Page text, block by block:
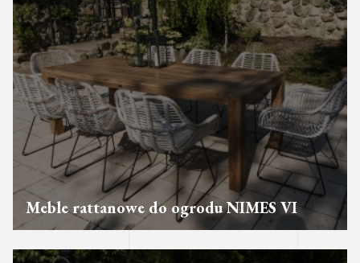
Meble rattanowe do ogrodu NIMES VI